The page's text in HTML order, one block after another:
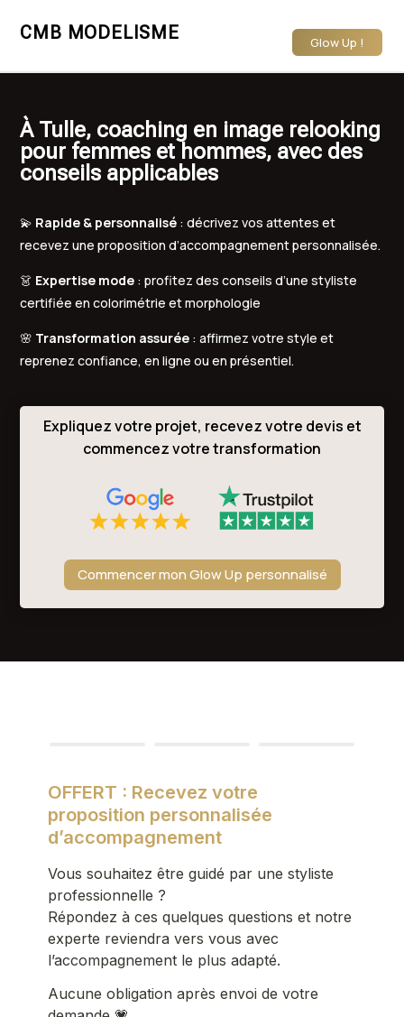
CMB MODELISME Glow Up !
À Tulle, coaching en image relooking
pour femmes et hommes, avec des
conseils applicables
💫 Rapide & personnalisé : décrivez vos attentes et
recevez une proposition d’accompagnement personnalisée.
👗 Expertise mode : profitez des conseils d’une styliste
certifiée en colorimétrie et morphologie
🌸 Transformation assurée : affirmez votre style et
reprenez confiance, en ligne ou en présentiel.
Expliquez votre projet, recevez votre devis et
commencez votre transformation
Commencer mon Glow Up personnalisé